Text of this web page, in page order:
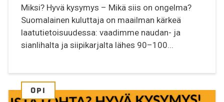
Miksi? Hyvä kysymys – Mikä siis on ongelma?
Suomalainen kuluttaja on maailman kärkeä
laatutietoisuudessa: vaadimme naudan- ja
sianlihalta ja siipikarjalta lähes 90–100...
OPI